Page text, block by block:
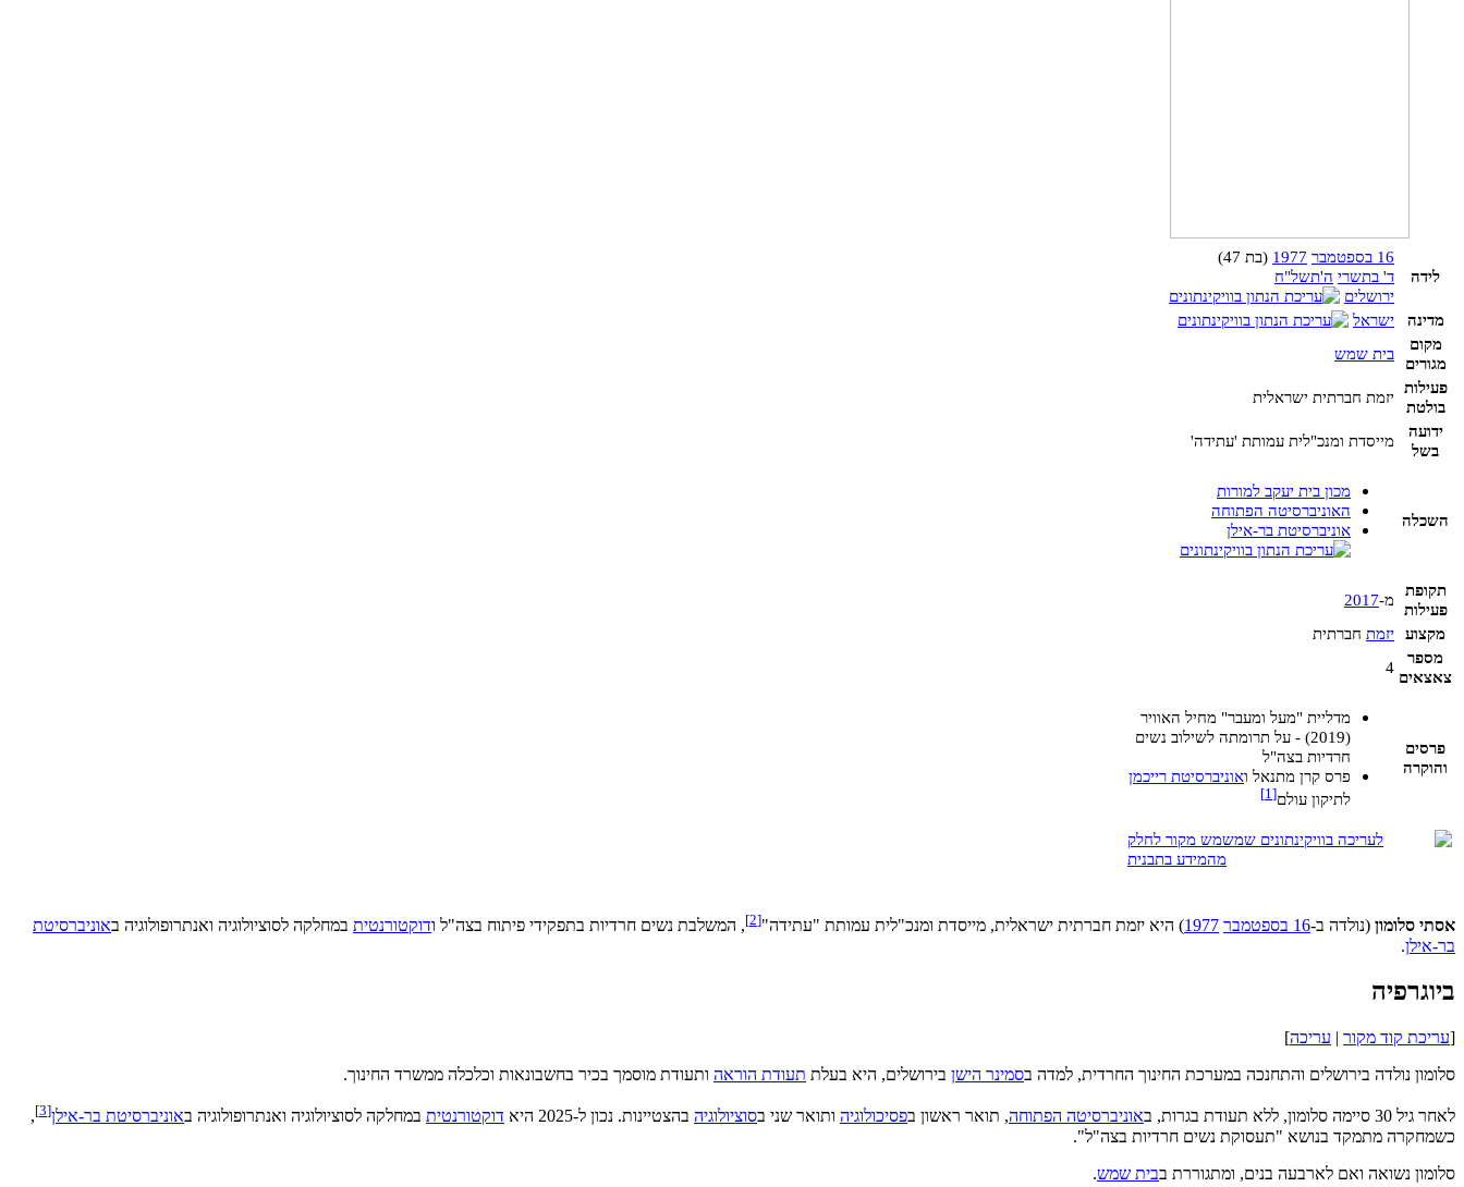
לידה
16 בספטמבר 1977 (בת 47)
ד' בתשרי ה'תשל"ח
ירושלים
מדינה
ישראל
מקום
מגורים
בית שמש
פעילות
בולטת
יזמת חברתית ישראלית
ידועה
בשל
מייסדת ומנכ"לית עמותת 'עתידה'
השכלה
מכון בית יעקב למורות
האוניברסיטה הפתוחה
אוניברסיטת בר-אילן
תקופת
פעילות
מ-2017
מקצוע
יזמת חברתית
מספר
צאצאים
4
פרסים
והוקרה
מדליית "מעל ומעבר" מחיל האוויר
(2019) - על תרומתה לשילוב נשים
חרדיות בצה"ל
פרס קרן מתנאל ואוניברסיטת רייכמן
לתיקון עולם[
1
]
אסתי סלומון (נולדה ב-16 בספטמבר 1977) היא יזמת חברתית ישראלית, מייסדת ומנכ"לית עמותת "עתידה"[
2
], המשלבת נשים חרדיות בתפקידי פיתוח בצה"ל ודוקטורנטית במחלקה לסוציולוגיה ואנתרופולוגיה באוניברסיטת
בר-אילן.
ביוגרפיה
[עריכת קוד מקור | עריכה]
סלומון נולדה בירושלים והתחנכה במערכת החינוך החרדית, למדה בסמינר הישן בירושלים, היא בעלת תעודת הוראה ותעודת מוסמך בכיר בחשבונאות וכלכלה ממשרד החינוך.
לאחר גיל 30 סיימה סלומון, ללא תעודת בגרות, ב אוניברסיטה הפתוחה, תואר ראשון בפסיכולוגיה ותואר שני בסוציולוגיה בהצטיינות. נכון ל-2025 היא דוקטורנטית במחלקה לסוציולוגיה ואנתרופולוגיה באוניברסיטת בר-אילן[
3
]
,
כשמחקרה מתמקד בנושא "תעסוקת נשים חרדיות בצה"ל".
סלומון נשואה ואם לארבעה בנים, ומתגוררת בבית שמש.